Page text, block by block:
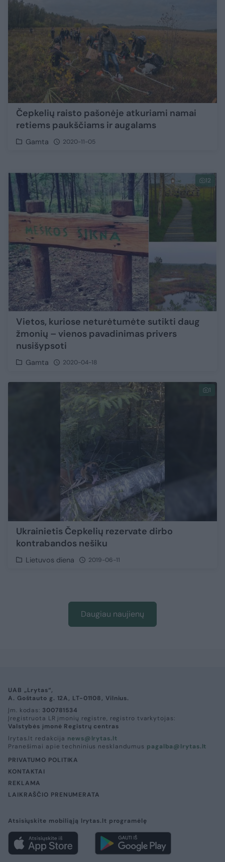
Čepkelių raisto pašonėje atkuriami namai
retiems paukščiams ir augalams
Gamta 2020-11-05
12
Vietos, kuriose neturėtumėte sutikti daug
žmonių – vienos pavadinimas privers
nusišypsoti
Gamta 2020-04-18
1
Ukrainietis Čepkelių rezervate dirbo
kontrabandos nešiku
Lietuvos diena 2019-06-11
Daugiau naujienų
UAB „Lrytas“,
A. Goštauto g. 12A, LT-01108, Vilnius.
Įm. kodas: 300781534
Įregistruota LR įmonių registre, registro tvarkytojas:
Valstybės įmonė Registrų centras
lrytas.lt redakcija news@lrytas.lt
Pranešimai apie techninius nesklandumus pagalba@lrytas.lt
PRIVATUMO POLITIKA
KONTAKTAI
REKLAMA
LAIKRAŠČIO PRENUMERATA
Atsisiųskite mobiliąją lrytas.lt programėlę